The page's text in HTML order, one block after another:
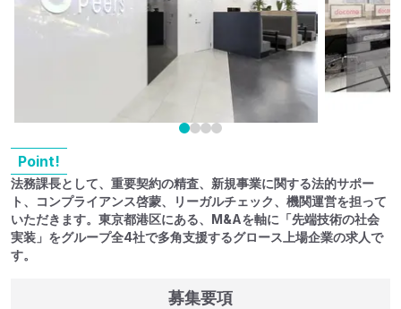
Point!
法務課長として、重要契約の精査、新規事業に関する法的サポー
ト、コンプライアンス啓蒙、リーガルチェック、機関運営を担って
いただきます。東京都港区にある、M&Aを軸に「先端技術の社会
実装」をグループ全4社で多角支援するグロース上場企業の求人で
す。
募集要項